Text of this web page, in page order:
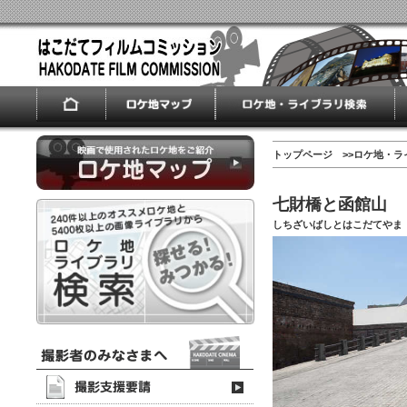
トップページ >>ロケ地・
七財橋と函館山
しちざいばしとはこだてやま